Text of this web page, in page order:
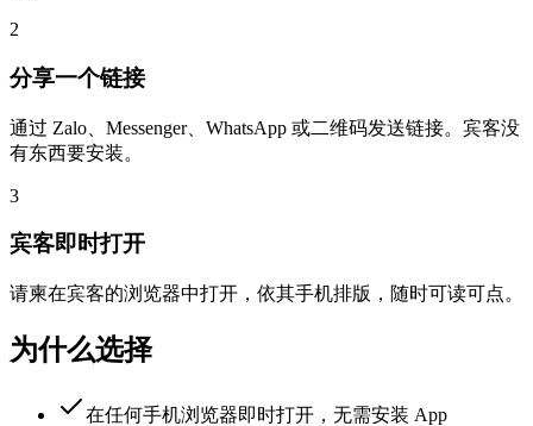
2
分享一个链接
通过 Zalo、Messenger、WhatsApp 或二维码发送链接。宾客没
有东西要安装。
3
宾客即时打开
请柬在宾客的浏览器中打开，依其手机排版，随时可读可点。
为什么选择
在任何手机浏览器即时打开，无需安装 App